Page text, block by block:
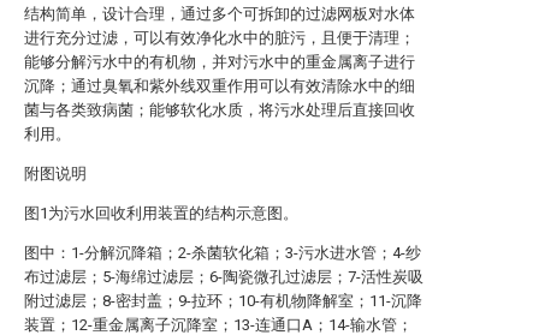
结构简单，设计合理，通过多个可拆卸的过滤网板对水体
进行充分过滤，可以有效净化水中的脏污，且便于清理；
能够分解污水中的有机物，并对污水中的重金属离子进行
沉降；通过臭氧和紫外线双重作用可以有效清除水中的细
菌与各类致病菌；能够软化水质，将污水处理后直接回收
利用。
附图说明
图1为污水回收利用装置的结构示意图。
图中：1-分解沉降箱；2-杀菌软化箱；3-污水进水管；4-纱
布过滤层；5-海绵过滤层；6-陶瓷微孔过滤层；7-活性炭吸
附过滤层；8-密封盖；9-拉环；10-有机物降解室；11-沉降
装置；12-重金属离子沉降室；13-连通口A；14-输水管；